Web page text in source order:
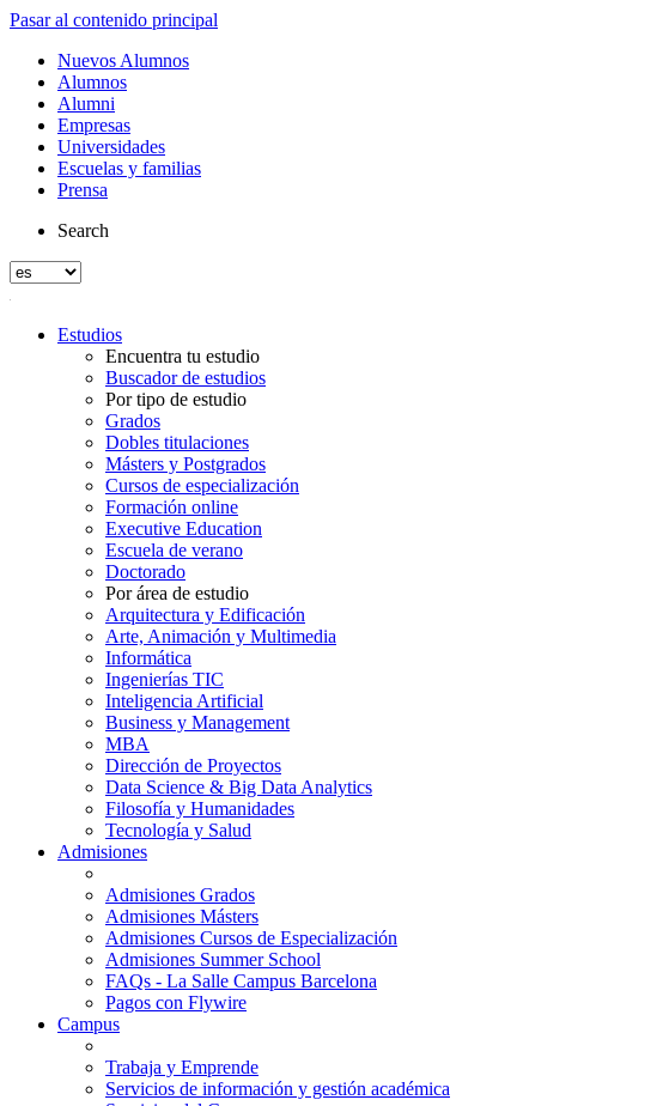
Pasar al contenido principal
Nuevos Alumnos
Alumnos
Alumni
Empresas
Universidades
Escuelas y familias
Prensa
Search
Estudios
Encuentra tu estudio
Buscador de estudios
Por tipo de estudio
Grados
Dobles titulaciones
Másters y Postgrados
Cursos de especialización
Formación online
Executive Education
Escuela de verano
Doctorado
Por área de estudio
Arquitectura y Edificación
Arte, Animación y Multimedia
Informática
Ingenierías TIC
Inteligencia Artificial
Business y Management
MBA
Dirección de Proyectos
Data Science & Big Data Analytics
Filosofía y Humanidades
Tecnología y Salud
Admisiones
Admisiones Grados
Admisiones Másters
Admisiones Cursos de Especialización
Admisiones Summer School
FAQs - La Salle Campus Barcelona
Pagos con Flywire
Campus
Trabaja y Emprende
Servicios de información y gestión académica